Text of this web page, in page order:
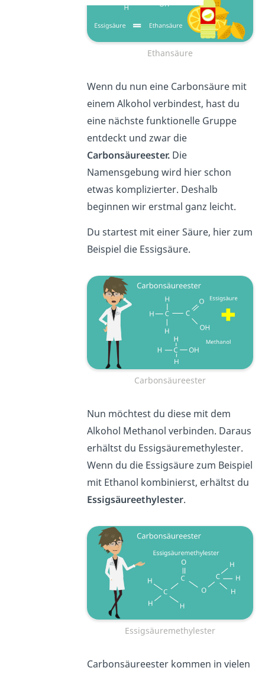
Ethansäure
Wenn du nun eine Carbonsäure mit
einem Alkohol verbindest, hast du
eine nächste funktionelle Gruppe
entdeckt und zwar die
Carbonsäureester. Die
Namensgebung wird hier schon
etwas komplizierter. Deshalb
beginnen wir erstmal ganz leicht.
Du startest mit einer Säure, hier zum
Beispiel die Essigsäure.
Carbonsäureester
Nun möchtest du diese mit dem
Alkohol Methanol verbinden. Daraus
erhältst du Essigsäuremethylester.
Wenn du die Essigsäure zum Beispiel
mit Ethanol kombinierst, erhältst du
Essigsäureethylester.
Essigsäuremethylester
Carbonsäureester kommen in vielen